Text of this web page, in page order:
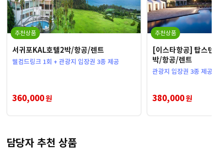
추천상품
서귀포KAL호텔2박/항공/렌트
웰컴드링크 1회 + 관광지 입장권 3종 제공
360,000원
추천상품
[이스타항공] 탑스텐
박/항공/렌트
관광지 입장권 3종 제공
380,000원
담당자 추천 상품